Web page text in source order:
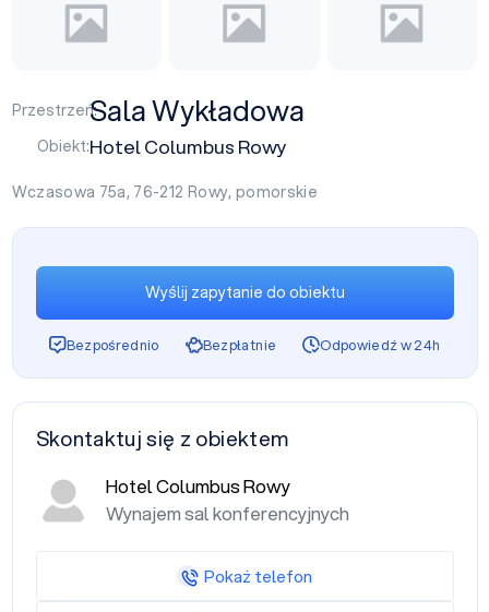
Przestrzeń:Sala Wykładowa
Obiekt:Hotel Columbus Rowy
Wczasowa 75a, 76-212 Rowy, pomorskie
Wyślij zapytanie do obiektu
Bezpośrednio Bezpłatnie Odpowiedź w 24h
Skontaktuj się z obiektem
Hotel Columbus Rowy
Wynajem sal konferencyjnych
Pokaż telefon